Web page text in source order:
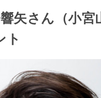
矢さん（小宮
ト